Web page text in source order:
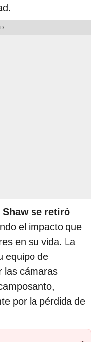
Shaw se retiró
el impacto que
en su vida. La
equipo de
las cámaras
por la pérdida de